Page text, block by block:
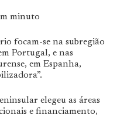
minuto
focam-se na subregião
Portugal, e nas
em Espanha,
elegeu as áreas
e financiamento,